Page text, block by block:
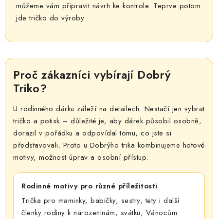
můžeme vám připravit návrh ke kontrole. Teprve potom
jde tričko do výroby.
Proč zákazníci vybírají Dobrý
Triko?
U rodinného dárku záleží na detailech. Nestačí jen vybrat
tričko a potisk – důležité je, aby dárek působil osobně,
dorazil v pořádku a odpovídal tomu, co jste si
představovali. Proto u Dobrýho trika kombinujeme hotové
motivy, možnost úprav a osobní přístup.
Rodinné motivy pro různé příležitosti
Trička pro maminky, babičky, sestry, tety i další
členky rodiny k narozeninám, svátku, Vánocům